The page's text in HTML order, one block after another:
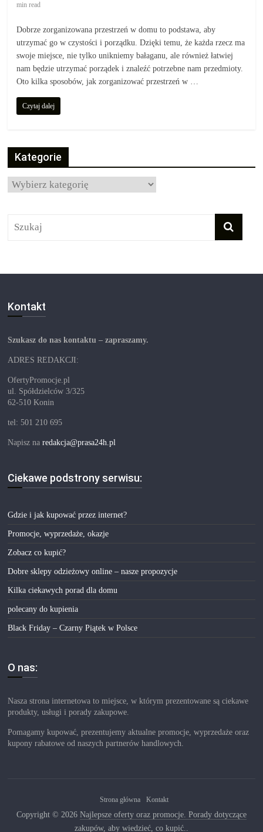
min read
Dobrze zorganizowana przestrzeń w domu to podstawa, aby
utrzymać go w czystości i porządku. Dzięki temu, że każda rzecz ma
swoje miejsce, nie tylko unikniemy bałaganu, ale również łatwiej
nam będzie utrzymać porządek i znaleźć potrzebne nam przedmioty.
Oto kilka sposobów, jak zorganizować przestrzeń w …
Czytaj dalej
Kategorie
Kategorie
Kontakt
Szukasz do nas kontaktu – zapraszamy.
ADRES REDAKCJI:
OfertyPromocje.pl
ul. Spółdzielców 3/325
62-510 Konin
tel: 501 210 695
Napisz naredakcja@prasa24h.pl
Ciekawe podstrony serwisu:
Gdzie i jak kupować przez internet?
Promocje, wyprzedaże, okazje
Zobacz co kupić?
Dobre sklepy odzieżowy online – nasze propozycje
Kilka ciekawych porad dla domu
polecany do kupienia
Black Friday – Czarny Piątek w Polsce
O nas:
Nasza strona internetowa to miejsce, w którym prezentowane są ciekawe
produkty, usługi i porady zakupowe.
Pomagamy kupować, prezentujemy aktualne promocje, wyprzedaże oraz
kupony rabatowe od naszych partnerów handlowych.
Strona główna Kontakt
Copyright © 2026 Najlepsze oferty oraz promocje. Porady dotyczące
zakupów, aby wiedzieć, co kupić.